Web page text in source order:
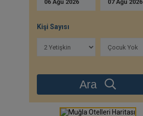
06 Ağu 2026 07Ağu 2026
Kişi Sayısı
Ara